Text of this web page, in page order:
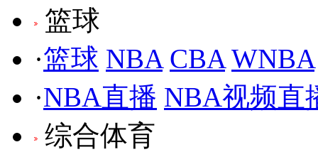
篮球
·篮球 NBA CBA WNBA
·NBA直播 NBA视频直
综合体育